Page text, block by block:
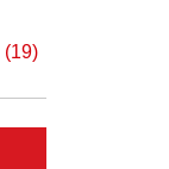
(19)